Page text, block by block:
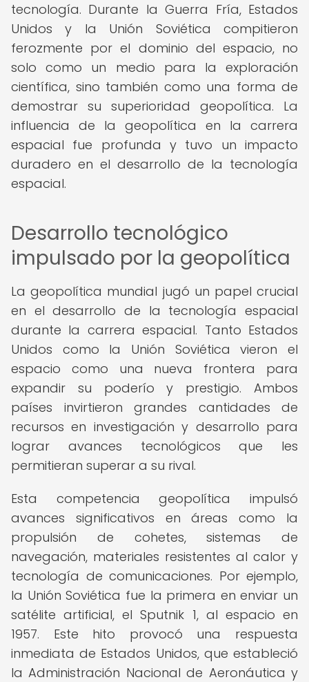
tecnología. Durante la Guerra Fría, Estados
Unidos y la Unión Soviética compitieron
ferozmente por el dominio del espacio, no
solo como un medio para la exploración
científica, sino también como una forma de
demostrar su superioridad geopolítica. La
influencia de la geopolítica en la carrera
espacial fue profunda y tuvo un impacto
duradero en el desarrollo de la tecnología
espacial.
Desarrollo tecnológico
impulsado por la geopolítica
La geopolítica mundial jugó un papel crucial
en el desarrollo de la tecnología espacial
durante la carrera espacial. Tanto Estados
Unidos como la Unión Soviética vieron el
espacio como una nueva frontera para
expandir su poderío y prestigio. Ambos
países invirtieron grandes cantidades de
recursos en investigación y desarrollo para
lograr avances tecnológicos que les
permitieran superar a su rival.
Esta competencia geopolítica impulsó
avances significativos en áreas como la
propulsión de cohetes, sistemas de
navegación, materiales resistentes al calor y
tecnología de comunicaciones. Por ejemplo,
la Unión Soviética fue la primera en enviar un
satélite artificial, el Sputnik 1, al espacio en
1957. Este hito provocó una respuesta
inmediata de Estados Unidos, que estableció
la Administración Nacional de Aeronáutica y